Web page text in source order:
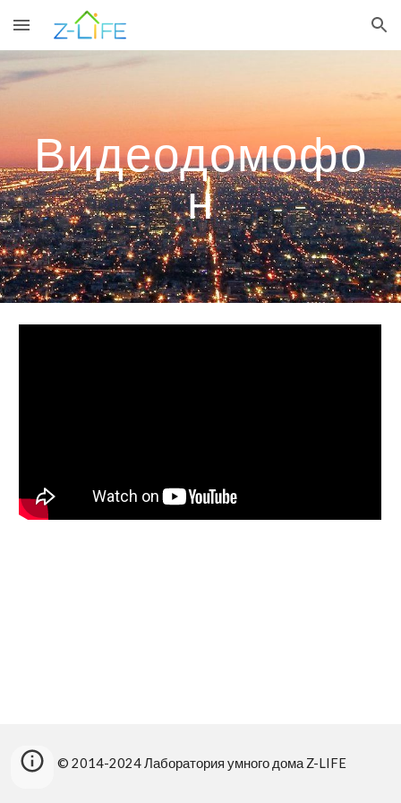
Skip to main content Skip to navigation
Видеодомофо
н
© 2014-2024 Лаборатория умного дома Z-LIFE